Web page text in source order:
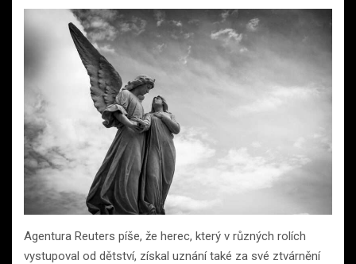
Agentura Reuters píše, že herec, který v různých rolích
vystupoval od dětství, získal uznání také za své ztvárnění